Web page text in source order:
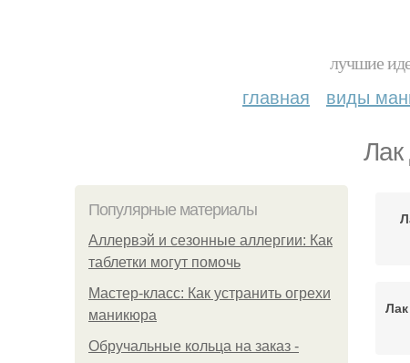
лучшие
главная виды
Лак
Популярные материалы
Аллервэй и сезонные аллергии: Как
таблетки могут помочь
Мастер-класс: Как устранить огрехи
маникюра
Обручальные кольца на заказ -